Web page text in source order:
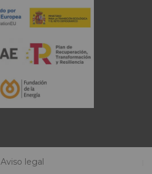
Aviso legal